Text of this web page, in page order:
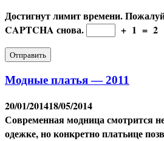
Достигнут лимит времени.
CAPTCHA снова.
+ 1 = 2
Модные платья — 2011
20/01/201418/05/2014
Современная модница смотрится
одежке, но конкретно платьице